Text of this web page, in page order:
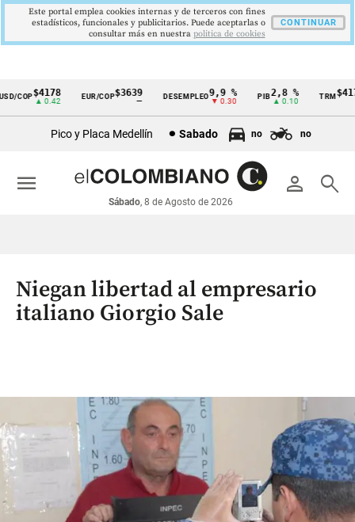
Cintillo
económicos
Colombia
COP$4178
▲ 0.42
EUR/COP$3639 DESEMPLEO 9,9 %
▼ 0.30
PIB2,8 %
▲ 0.10
TRM
Pico y Placa Medellín Sabado no no
person search
Sábado, 8 de Agosto de 2026
menu
Niegan libertad al empresario
italiano Giorgio Sale
Este portal emplea cookies internas y de terceros con fines
estadísticos, funcionales y publicitarios. Puede aceptarlas o
consultar más en nuestra politica de cookies
CONTINUAR